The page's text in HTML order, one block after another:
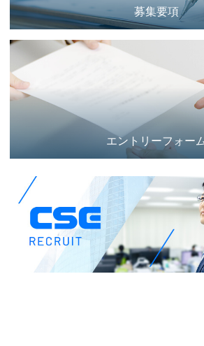
募集要項
エントリーフォー